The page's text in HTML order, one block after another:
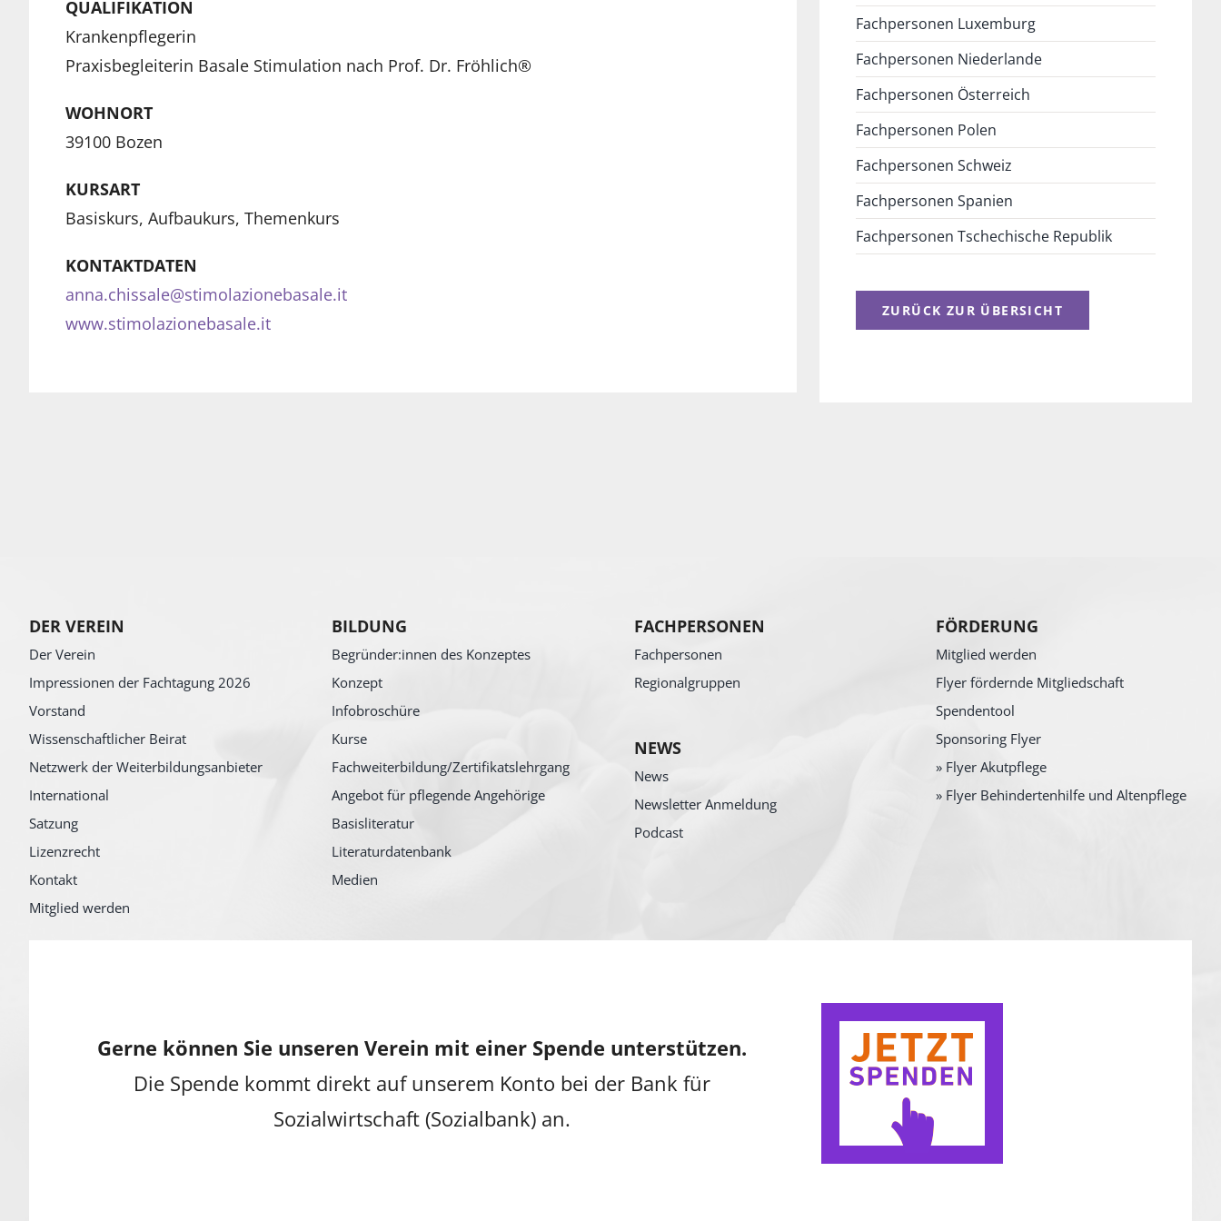
QUALIFIKATION
Krankenpflegerin
Praxisbegleiterin Basale Stimulation nach Prof. Dr. Fröhlich®
WOHNORT
39100 Bozen
KURSART
Basiskurs, Aufbaukurs, Themenkurs
KONTAKTDATEN
anna.chissale@stimolazionebasale.it
www.stimolazionebasale.it
Fachpersonen Luxemburg
Fachpersonen Niederlande
Fachpersonen Österreich
Fachpersonen Polen
Fachpersonen Schweiz
Fachpersonen Spanien
Fachpersonen Tschechische Republik
ZURÜCK ZUR ÜBERSICHT
DER VEREIN
Der Verein
Impressionen der Fachtagung 2026
Vorstand
Wissenschaftlicher Beirat
Netzwerk der Weiterbildungsanbieter
International
Satzung
Lizenzrecht
Kontakt
Mitglied werden
BILDUNG
Begründer:innen des Konzeptes
Konzept
Infobroschüre
Kurse
Fachweiterbildung/Zertifikatslehrgang
Angebot für pflegende Angehörige
Basisliteratur
Literaturdatenbank
Medien
FACHPERSONEN
Fachpersonen
Regionalgruppen
NEWS
News
Newsletter Anmeldung
Podcast
FÖRDERUNG
Mitglied werden
Flyer fördernde Mitgliedschaft
Spendentool
Sponsoring Flyer
» Flyer Akutpflege
» Flyer Behindertenhilfe und Altenpflege
Gerne können Sie unseren Verein mit einer Spende unterstützen.
Die Spende kommt direkt auf unserem Konto bei der Bank für
Sozialwirtschaft (Sozialbank) an.